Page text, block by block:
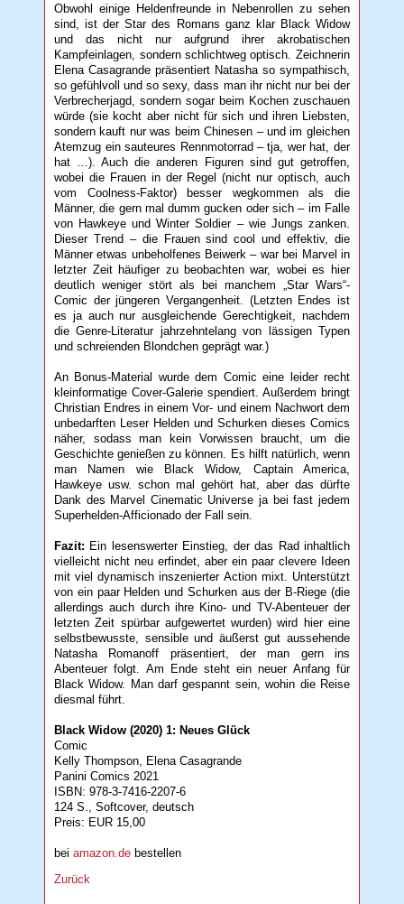
Obwohl einige Heldenfreunde in Nebenrollen zu sehen
sind, ist der Star des Romans ganz klar Black Widow
und das nicht nur aufgrund ihrer akrobatischen
Kampfeinlagen, sondern schlichtweg optisch. Zeichnerin
Elena Casagrande präsentiert Natasha so sympathisch,
so gefühlvoll und so sexy, dass man ihr nicht nur bei der
Verbrecherjagd, sondern sogar beim Kochen zuschauen
würde (sie kocht aber nicht für sich und ihren Liebsten,
sondern kauft nur was beim Chinesen – und im gleichen
Atemzug ein sauteures Rennmotorrad – tja, wer hat, der
hat …). Auch die anderen Figuren sind gut getroffen,
wobei die Frauen in der Regel (nicht nur optisch, auch
vom Coolness-Faktor) besser wegkommen als die
Männer, die gern mal dumm gucken oder sich – im Falle
von Hawkeye und Winter Soldier – wie Jungs zanken.
Dieser Trend – die Frauen sind cool und effektiv, die
Männer etwas unbeholfenes Beiwerk – war bei Marvel in
letzter Zeit häufiger zu beobachten war, wobei es hier
deutlich weniger stört als bei manchem „Star Wars“-
Comic der jüngeren Vergangenheit. (Letzten Endes ist
es ja auch nur ausgleichende Gerechtigkeit, nachdem
die Genre-Literatur jahrzehntelang von lässigen Typen
und schreienden Blondchen geprägt war.)
An Bonus-Material wurde dem Comic eine leider recht
kleinformatige Cover-Galerie spendiert. Außerdem bringt
Christian Endres in einem Vor- und einem Nachwort dem
unbedarften Leser Helden und Schurken dieses Comics
näher, sodass man kein Vorwissen braucht, um die
Geschichte genießen zu können. Es hilft natürlich, wenn
man Namen wie Black Widow, Captain America,
Hawkeye usw. schon mal gehört hat, aber das dürfte
Dank des Marvel Cinematic Universe ja bei fast jedem
Superhelden-Afficionado der Fall sein.
Fazit: Ein lesenswerter Einstieg, der das Rad inhaltlich
vielleicht nicht neu erfindet, aber ein paar clevere Ideen
mit viel dynamisch inszenierter Action mixt. Unterstützt
von ein paar Helden und Schurken aus der B-Riege (die
allerdings auch durch ihre Kino- und TV-Abenteuer der
letzten Zeit spürbar aufgewertet wurden) wird hier eine
selbstbewusste, sensible und äußerst gut aussehende
Natasha Romanoff präsentiert, der man gern ins
Abenteuer folgt. Am Ende steht ein neuer Anfang für
Black Widow. Man darf gespannt sein, wohin die Reise
diesmal führt.
Black Widow (2020) 1: Neues Glück
Comic
Kelly Thompson, Elena Casagrande
Panini Comics 2021
ISBN: 978-3-7416-2207-6
124 S., Softcover, deutsch
Preis: EUR 15,00
beiamazon.de bestellen
Zurück